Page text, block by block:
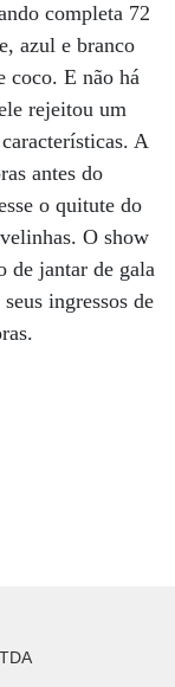
completa 72
azul e branco
coco. E não há
rejeitou um
A
antes do
o quitute do
O show
de jantar de gala
ingressos de